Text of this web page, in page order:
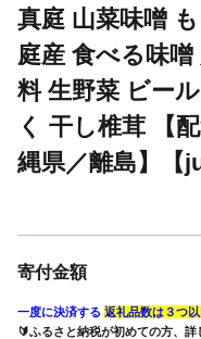
真庭 山菜味噌
庭産 食べる味
料 生野菜 ビー
く 干し椎茸 【
縄県／離島】【
寄付金額
一度に決済する 返礼品数は３つ
🔰ふるさと納税が初めての方、